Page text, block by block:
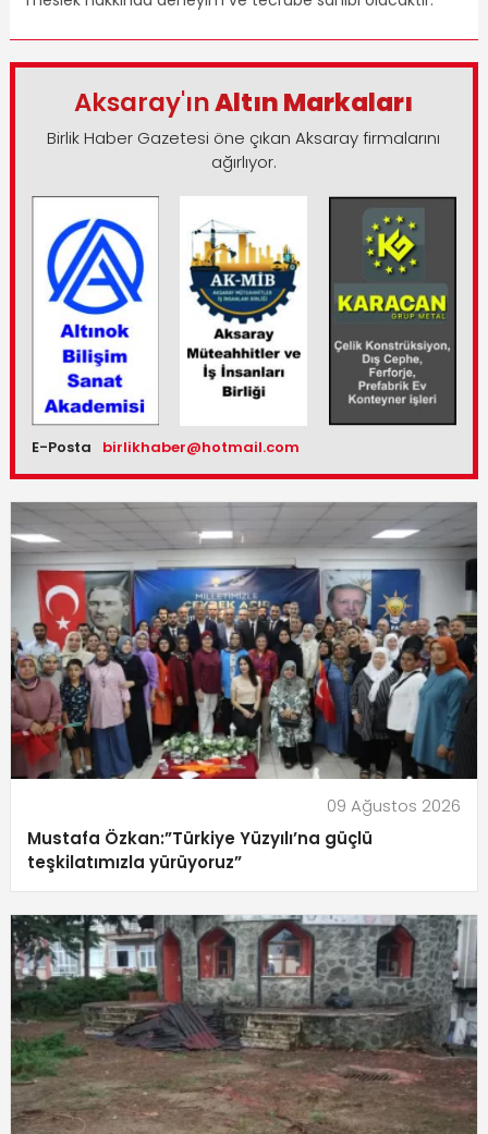
Aksaray'ınAltın Markaları
Birlik Haber Gazetesi öne çıkan Aksaray firmalarını
ağırlıyor.
E-Posta birlikhaber@hotmail.com
09 Ağustos 2026
Mustafa Özkan:”Türkiye Yüzyılı’na güçlü
teşkilatımızla yürüyoruz”